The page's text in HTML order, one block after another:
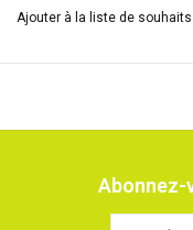
Ajouter à la liste de souhaits